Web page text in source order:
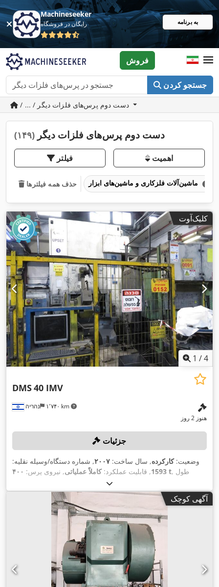
Machineseeker
رایگان در فروشگاه به برنامه
جستجو کردن
فروش
/ ... / دست دوم پرس‌های فلزات دیگر
دست دوم پرس‌های فلزات دیگر (۱۴۹)
فیلتر اهمیت
حذف همه فیلترها
کلیک‌آوت
1 /4
נהריה ۱٬۷۴۰ km
DMS40 IMV
هنوز 2 روز
جزئیات
وضعیت:کارکرده, سال ساخت: ۲۰۰۷, شماره دستگاه/وسیله نقلیه:
1593, قابلیت عملکرد:کاملاً عملیاتی, نیروی پرس: ۴۰۰ t, طول
, عرض میز:
۸۰۰ میلی‌متر
, عرض صفحه رام:۱٬۱۵۰ میلی‌متر
, طول صفحه قوچ:
, وزن کل:۴۴٬۰۰۰ کیلوگرم آگهی کوچک